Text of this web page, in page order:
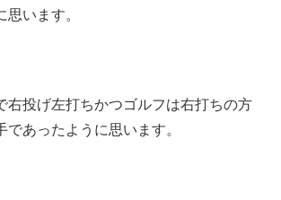
います。
右投げ左打ちかつゴルフは右打ちの方
あったように思います。